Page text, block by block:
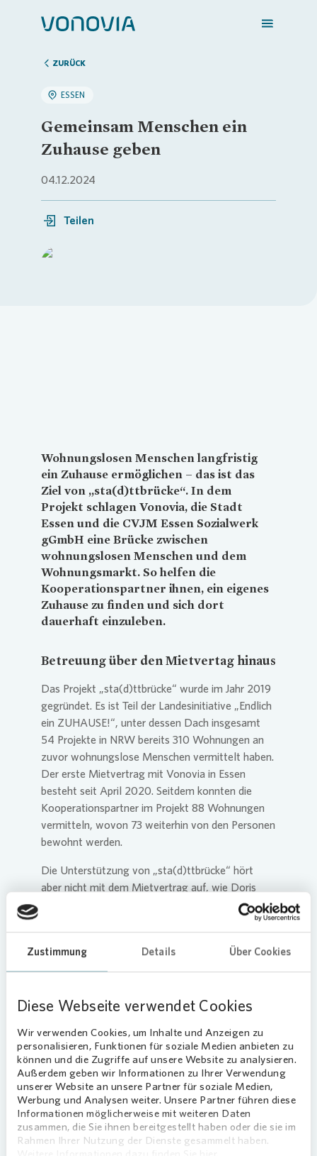
Zustimmung Details Über Cookies
Diese Webseite verwendet Cookies
Wir verwenden Cookies, um Inhalte und Anzeigen zu
personalisieren, Funktionen für soziale Medien anbieten zu
können und die Zugriffe auf unsere Website zu analysieren.
Außerdem geben wir Informationen zu Ihrer Verwendung
unserer Website an unsere Partner für soziale Medien,
Werbung und Analysen weiter. Unsere Partner führen diese
Informationen möglicherweise mit weiteren Daten
zusammen, die Sie ihnen bereitgestellt haben oder die sie im
Rahmen Ihrer Nutzung der Dienste gesammelt haben.
Zuhause finden
Mein Zuhause
Meine Stadt
Weitere Angebote
ZURÜCK
ESSEN
Gemeinsam Menschen ein
Zuhause geben
04.12.2024
Teilen
Wohnungslosen Menschen langfristig
ein Zuhause ermöglichen – das ist das
Ziel von „sta(d)ttbrücke“. In dem
Projekt schlagen Vonovia, die Stadt
Essen und die CVJM Essen Sozialwerk
gGmbH eine Brücke zwischen
wohnungslosen Menschen und dem
Wohnungsmarkt. So helfen die
Kooperationspartner ihnen, ein eigenes
Zuhause zu finden und sich dort
dauerhaft einzuleben.
Betreuung über den Mietvertag hinaus
Das Projekt „sta(d)ttbrücke“ wurde im Jahr 2019
gegründet. Es ist Teil der Landesinitiative „Endlich
ein ZUHAUSE!“, unter dessen Dach insgesamt
54 Projekte in NRW bereits 310 Wohnungen an
zuvor wohnungslose Menschen vermittelt haben.
Der erste Mietvertrag mit Vonovia in Essen
besteht seit April 2020. Seitdem konnten die
Kooperationspartner im Projekt 88 Wohnungen
vermitteln, wovon 73 weiterhin von den Personen
bewohnt werden.
Die Unterstützung von „sta(d)ttbrücke“ hört
aber nicht mit dem Mietvertrag auf, wie Doris
Haehnel von CVJM erklärt: „Wir helfen Personen
unterstützen wir auch bei der ersten Ausstattung,
bei der Klärung von Kostenübernahmen,
mit dem Vermieter.“
Erfolgreiche Kooperation in Essen
Diese Form des Engagements ist auch in den
Augen von Rainer Stein, verantwortlich für Hilfen
zur Erlangung von Wohnraum beim Sozialamt der
Stadt Essen, eine Besonderheit: „Unser
gemeinsames Projekt steht den neuen
Mieterinnen und Mietern auch noch nach ihrem